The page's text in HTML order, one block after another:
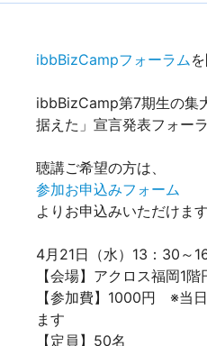
ibbBizCampフォーラム
ibbBizCamp第7期生の集
据えた」宣言発表フォー
聴講ご希望の方は、
参加お申込みフォーム
よりお申込みいただけま
4月21日（水）13：30～
【会場】アクロス福岡1
【参加費】1000円 ※当
ます
【定員】50名